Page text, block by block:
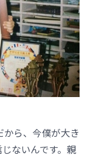
ら、今僕が大き
ないんです。親